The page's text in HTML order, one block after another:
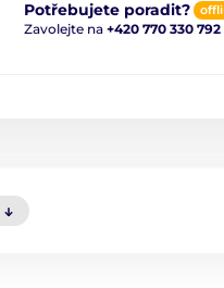
Potřebujete poradit?
Zavolejte na +420 770 330 792